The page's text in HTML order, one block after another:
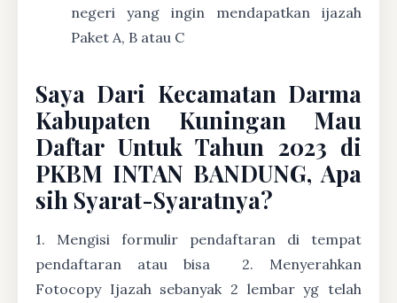
negeri yang ingin mendapatkan ijazah
Paket A, B atau C
Saya Dari Kecamatan Darma
Kabupaten Kuningan Mau
Daftar Untuk Tahun 2023 di
PKBM INTAN BANDUNG, Apa
sih Syarat-Syaratnya?
1. Mengisi formulir pendaftaran di tempat
pendaftaran atau bisa
2. Menyerahkan
Fotocopy Ijazah sebanyak 2 lembar yg telah